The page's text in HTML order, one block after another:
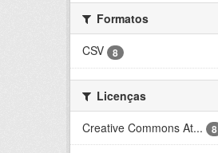
Formatos
CSV
8
Licenças
Creative Commons At...
8